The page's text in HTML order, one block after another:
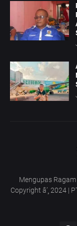
Mengupas
Copyright â’¸ 2024 |